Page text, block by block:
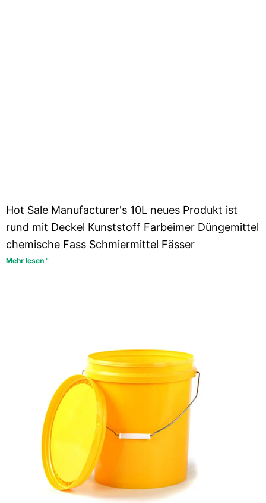
Hot Sale Manufacturer's 10L neues Produkt ist
rund mit Deckel Kunststoff Farbeimer Düngemittel
chemische Fass Schmiermittel Fässer
Mehr lesen "